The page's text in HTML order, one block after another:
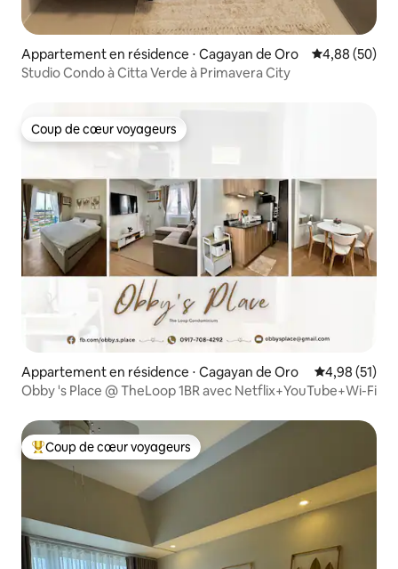
Appartement en résidence ⋅ Cagayan de Oro Évaluation
4,88 (50)
Studio Condo à Citta Verde à Primavera City
Coup de cœur voyageurs
Coup de cœur voyageurs
Appartement en résidence ⋅ Cagayan de Oro Évaluation
4,98 (51)
Obby 's Place @ TheLoop 1BR avec Netflix+YouTube+Wi-Fi
Coups de cœur voyageurs les plus appréciés
Coup de cœur voyageurs